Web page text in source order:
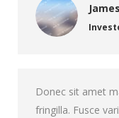
Donec sit amet
fringilla. Fusce